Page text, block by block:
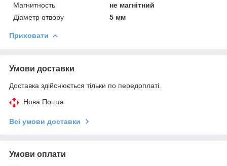
Магнитность
не магнітний
Діаметр отвору
5 мм
Приховати
Умови доставки
Доставка здійснюється тільки по передоплаті.
Нова Пошта
Всі умови доставки
Умови оплати